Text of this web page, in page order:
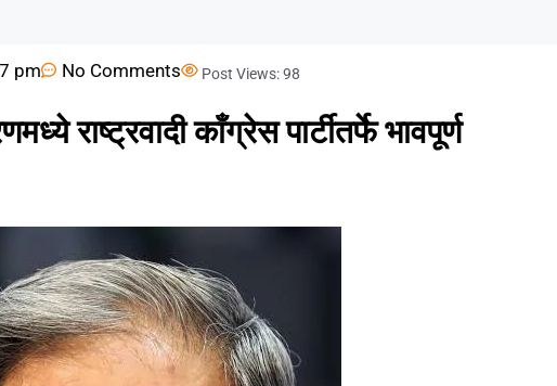
pm No Comments Post Views:98
राष्ट्रवादी काँग्रेस पार्टीतर्फे भावपूर्ण